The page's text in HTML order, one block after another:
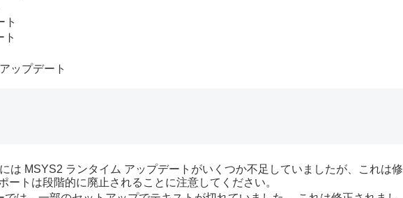
ト
ト
ップデート
は MSYS2 ランタイム アップデートがいくつか不足していましたが、これは修
ートは段階的に廃止されることに注意してください。